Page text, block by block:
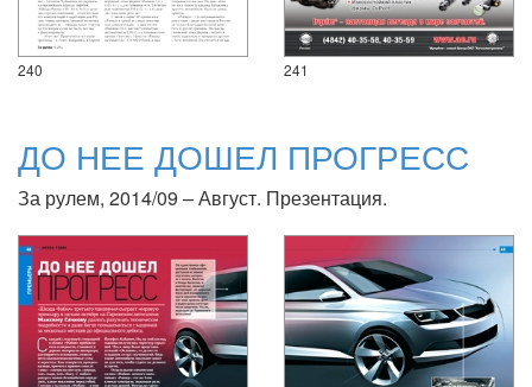
240 241
ДО НЕЕ ДОШЕЛ ПРОГРЕСС
За рулем, 2014/09 – Август. Презентация.